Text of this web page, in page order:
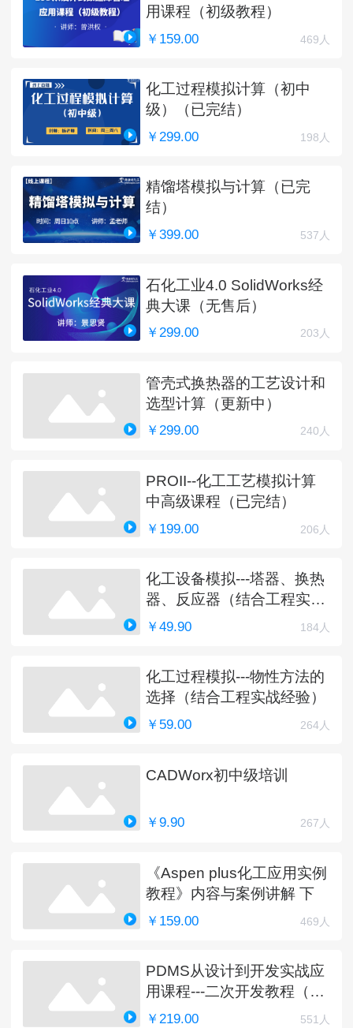
用课程（初级教程）
￥159.00 469人
化工过程模拟计算（初中
级）（已完结）
￥299.00 198人
精馏塔模拟与计算（已完
结）
￥399.00 537人
石化工业4.0 SolidWorks经
典大课（无售后）
￥299.00 203人
管壳式换热器的工艺设计和
选型计算（更新中）
￥299.00 240人
PROII--化工工艺模拟计算
中高级课程（已完结）
￥199.00 206人
化工设备模拟---塔器、换热
器、反应器（结合工程实
例）
￥49.90 184人
化工过程模拟---物性方法的
选择（结合工程实战经验）
￥59.00 264人
CADWorx初中级培训
￥9.90 267人
《Aspen plus化工应用实例
教程》内容与案例讲解 下
￥159.00 469人
PDMS从设计到开发实战应
用课程---二次开发教程（完
结）
￥219.00 551人